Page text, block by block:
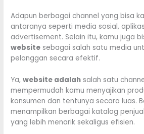
Adapun berbagai channel yang bisa
antaranya seperti media sosial,
advertisement. Selain itu, kamu juga
website sebagai salah satu media
pelanggan secara efektif.
Ya,website adalah salah satu
mempermudah kamu menyajikan
konsumen dan tentunya secara luas.
menampilkan berbagai katalog
yang lebih menarik sekaligus efisien.